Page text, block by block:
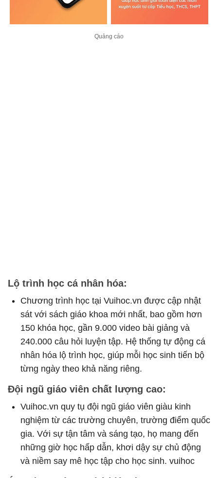
Lộ trình học cá nhân hóa:
Chương trình học tại Vuihoc.vn được cập nhật
sát với sách giáo khoa mới nhất, bao gồm hơn
150 khóa học, gần 9.000 video bài giảng và
240.000 câu hỏi luyện tập. Hệ thống tự động cá
nhân hóa lộ trình học, giúp mỗi học sinh tiến bộ
từng ngày theo khả năng riêng.
Đội ngũ giáo viên chất lượng cao:
Vuihoc.vn quy tụ đội ngũ giáo viên giàu kinh
nghiệm từ các trường chuyên, trường điểm quốc
gia. Với sự tận tâm và sáng tạo, họ mang đến
những giờ học hấp dẫn, khơi dậy sự chủ động
và niềm say mê học tập cho học sinh. vuihoc